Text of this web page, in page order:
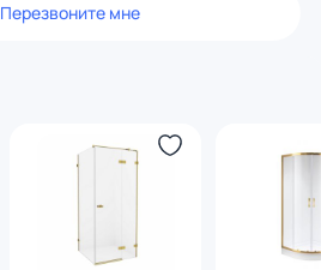
Перезвоните мне